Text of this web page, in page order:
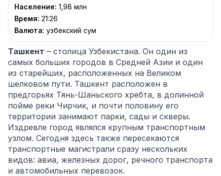
Население: 1,98 млн
Время: 21:26
Валюта: узбекский сум
Ташкент – столица Узбекистана. Он один из
самых больших городов в Средней Азии и один
из старейших, расположенных на Великом
шелковом пути. Ташкент расположен в
предгорьях Тянь-Шаньского хребта, в долинной
пойме реки Чирчик, и почти половину его
территории занимают парки, сады и скверы.
Издревле город являлся крупным транспортным
узлом. Сегодня здесь также пересекаются
транспортные магистрали сразу нескольких
видов: авиа, железных дорог, речного транспорта
и автомобильных перевозок.